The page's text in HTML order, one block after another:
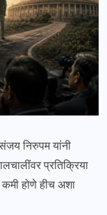
निरुपम यांनी
प्रतिक्रिया
कमी होणे हीच अशा